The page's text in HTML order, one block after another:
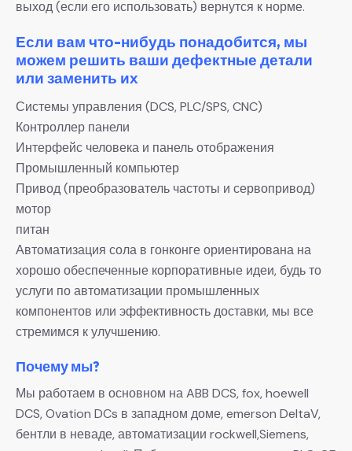
выход (если его использовать) вернутся к норме.
Если вам что-нибудь понадобится, мы
можем решить ваши дефектные детали
или заменить их
Системы управления (DCS, PLC/SPS, CNC)
Контроллер панели
Интерфейс человека и панель отображения
Промышленный компьютер
Привод (преобразователь частоты и сервопривод)
мотор
питан
Автоматизация сола в гонконге ориентирована на
хорошо обеспеченные корпоративные идеи, будь то
услуги по автоматизации промышленных
компонентов или эффективность доставки, мы все
стремимся к улучшению.
Почему мы?
Мы работаем в основном на ABB DCS, fox, hoewell
DCS, Ovation DCs в западном доме, emerson DeltaV,
бентли в неваде, автоматизации rockwell,Siemens,